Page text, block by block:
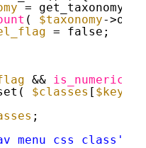
= get_taxonomy(
( $taxonomy-
= false;
&& is_numeric
$classes [ $key
;